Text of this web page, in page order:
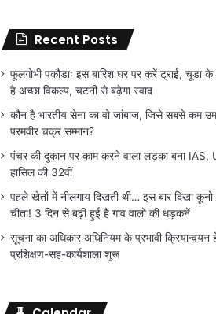
Recent Posts
फूलगोभी पकौड़ाः इस बारिश घर पर करें ट्राई, चूड़ा के
है अच्छा विकल्प, चटनी से बढ़ेगा स्वाद
कौन है भारतीय सेना का वो जांबाज, जिसे सबसे कम
परमवीर चक्र सम्मान?
पंचर की दुकान पर काम करने वाला लड़का बना IAS,
हासिल की 32वीं
पहले खेतों में नीलगाय दिखती थी… इस बार दिखा
चीता! 3 दिन से बढ़ी हुई हैं गांव वालों की धड़कनें
सूचना का अधिकार अधिनियम के प्रभावी क्रियान्वयन
प्रशिक्षण-सह-कार्यशाला शुरू